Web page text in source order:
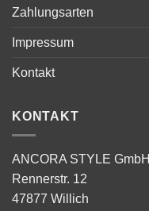
Zahlungsarten
Impressum
Kontakt
KONTAKT
ANCORA STYLE GmbH
Rennerstr. 12
47877 Willich